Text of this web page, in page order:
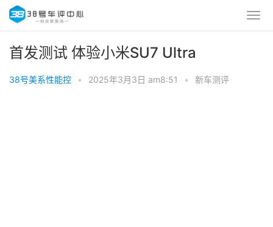
首发测试 体验小米SU7 Ultra
38号美系性能控 • 2025年3月3日 am8:51 • 新车测评